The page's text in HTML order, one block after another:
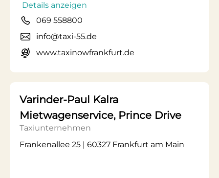
Details anzeigen
069 558800
info@taxi-55.de
www.taxinowfrankfurt.de
Varinder-Paul Kalra
Mietwagenservice, Prince Drive
Taxiunternehmen
Frankenallee 25 | 60327 Frankfurt am Main